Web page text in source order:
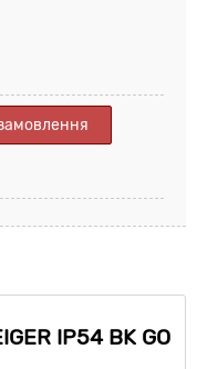
IP54 BK GO